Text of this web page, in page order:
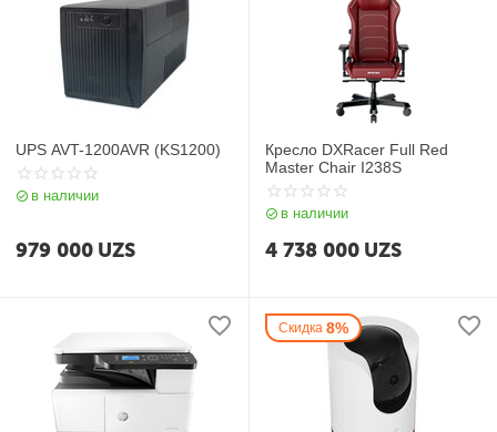
UPS AVT-1200AVR (KS1200)
в наличии
979 000 UZS
Кресло DXRacer Full Red
Master Chair I238S
в наличии
4 738 000 UZS
Скидка 8%